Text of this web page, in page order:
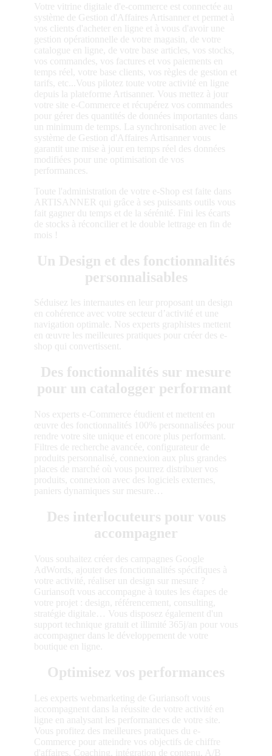
Votre vitrine digitale d'e-commerce est connectée au
système de Gestion d'Affaires Artisanner et permet à
vos clients d'acheter en ligne et à vous d'avoir une
gestion opérationnelle de votre magasin, de votre
catalogue en ligne, de votre base articles, vos stocks,
vos commandes, vos factures et vos paiements en
temps réel, votre base clients, vos règles de gestion et
tarifs, etc...Vous pilotez toute votre activité en ligne
depuis la plateforme Artisanner. Vous mettez à jour
votre site e-Commerce et récupérez vos commandes
pour gérer des quantités de données importantes dans
un minimum de temps. La synchronisation avec le
système de Gestion d'Affaires Artisanner vous
garantit une mise à jour en temps réel des données
modifiées pour une optimisation de vos
performances.
Toute l'administration de votre e-Shop est faite dans
ARTISANNER qui grâce à ses puissants outils vous
fait gagner du temps et de la sérénité. Fini les écarts
de stocks à réconcilier et le double lettrage en fin de
mois !
Un Design et des fonctionnalités
personnalisables
Séduisez les internautes en leur proposant un design
en cohérence avec votre secteur d’activité et une
navigation optimale. Nos experts graphistes mettent
en œuvre les meilleures pratiques pour créer des e-
shop qui convertissent.
Des fonctionnalités sur mesure
pour un catalogger performant
Nos experts e-Commerce étudient et mettent en
œuvre des fonctionnalités 100% personnalisées pour
rendre votre site unique et encore plus performant.
Filtres de recherche avancée, configurateur de
produits personnalisé, connexion aux plus grandes
places de marché où vous pourrez distribuer vos
produits, connexion avec des logiciels externes,
paniers dynamiques sur mesure…
Des interlocuteurs pour vous
accompagner
Vous souhaitez créer des campagnes Google
AdWords, ajouter des fonctionnalités spécifiques à
votre activité, réaliser un design sur mesure ?
Guriansoft vous accompagne à toutes les étapes de
votre projet : design, référencement, consulting,
stratégie digitale… Vous disposez également d'un
support technique gratuit et illimité 365j/an pour vous
accompagner dans le développement de votre
boutique en ligne.
Optimisez vos performances
Les experts webmarketing de Guriansoft vous
accompagnent dans la réussite de votre activité en
ligne en analysant les performances de votre site.
Vous profitez des meilleures pratiques du e-
Commerce pour atteindre vos objectifs de chiffre
d'affaires. Coaching, intégration de contenu, A/B